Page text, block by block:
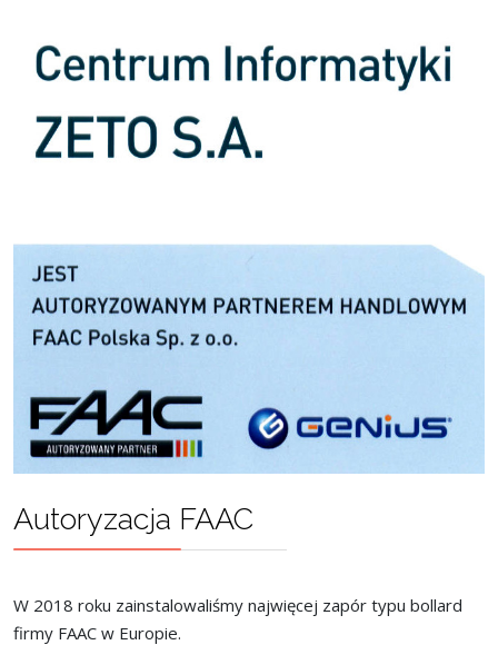
Autoryzacja FAAC
W 2018 roku zainstalowaliśmy najwięcej zapór typu bollard
firmy FAAC w Europie.